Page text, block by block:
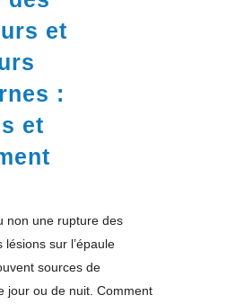
et
:
et
non une rupture des
lésions sur l’épaule
sources de
jour ou de nuit. Comment